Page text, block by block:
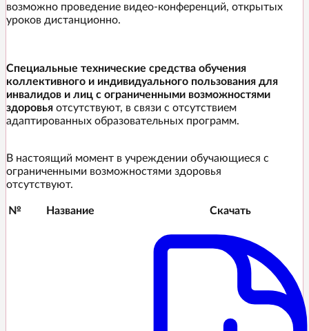
возможно проведение видео-конференций, открытых
уроков дистанционно.
Специальные технические средства обучения
коллективного и индивидуального пользования для
инвалидов и лиц с ограниченными возможностями
здоровья отсутствуют, в связи с отсутствием
адаптированных образовательных программ.
В настоящий момент в учреждении обучающиеся с
ограниченными возможностями здоровья
отсутствуют.
№ Название Скачать